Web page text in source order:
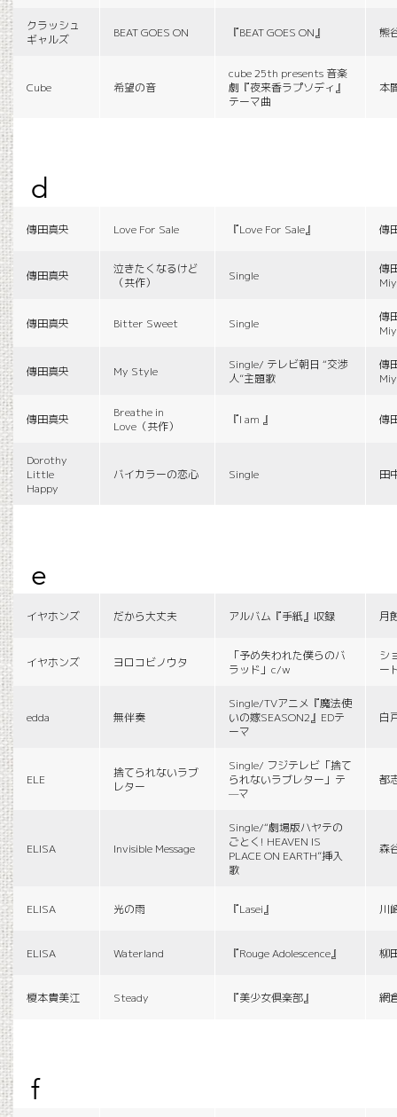
クラッシュ
ギャルズ
BEAT GOES ON 『BEAT GOES ON』 熊
Cube 希望の音
cube 25th presents 音楽
劇『夜来香ラプソディ』
テーマ曲
本
d
傳田真央 Love For Sale 『Love For Sale』 傳
傳田真央
泣きたくなるけど
（共作）
Single
傳
傳田真央 Bitter Sweet Single
傳
傳田真央 My Style
Single/ テレビ朝日 “交渉
人”主題歌
傳
傳田真央
Breathe in
Love（共作）
『I am 』 傳
Dorothy
Little
Happy
バイカラーの恋心 Single 田
e
イヤホンズ だから大丈夫 アルバム『手紙』収録 月
イヤホンズ ヨロコビノウタ
「予め失われた僕らのバ
ラッド」c/w
シ
ー
edda 無伴奏
Single/TVアニメ『魔法使
いの嫁SEASON2』EDテ
ーマ
白
ELE
捨てられないラブ
レター
Single/ フジテレビ「捨て
られないラブレター」テ
—マ
都
ELISA Invisible Message
Single/“劇場版ハヤテの
ごとく! HEAVEN IS
PLACE ON EARTH”挿入
歌
森
ELISA 光の雨 『Lasei』 川
ELISA Waterland 『Rouge Adolescence』 柳
榎本貴美江 Steady 『美少女倶楽部』 網
f